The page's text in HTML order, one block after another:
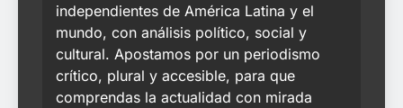
independientes de América Latina y el
mundo, con análisis político, social y
cultural. Apostamos por un periodismo
crítico, plural y accesible, para que
comprendas la actualidad con mirada